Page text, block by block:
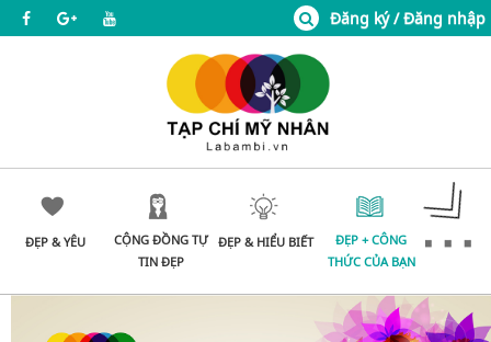
Đăng ký / Đăng nhập
ĐẸP & YÊU
CỘNG ĐỒNG TỰ
TIN ĐẸP
ĐẸP & HIỂU BIẾT
ĐẸP + CÔNG
THỨC CỦA BẠN